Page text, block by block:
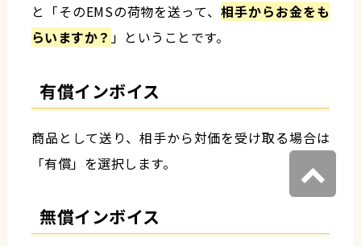
と「そのEMSの荷物を送って、相手からお金をも
らいますか？ 」ということです。
有償インボイス
商品として送り、相手から対価を受け取る場合は
「有償」を選択します。
無償インボイス